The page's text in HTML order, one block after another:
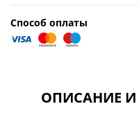
Способ оплаты
ОПИСАНИЕ И